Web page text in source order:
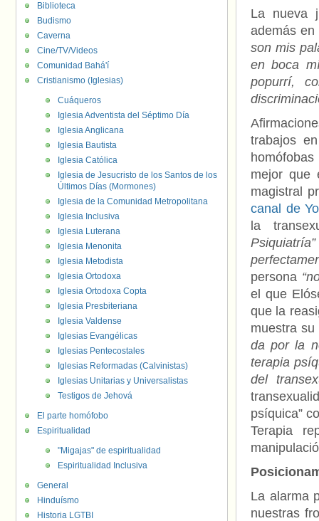
La nueva
además
son mis
en boca
popurrí,
trabajos
mejor que
magistral
canal de
la
Psiquiatría”
persona
el que
que la
muestra
da por la
terapia
del
psíquica”
Terapia
La alarma
nuestras
Biblioteca
Budismo
Caverna
Cine/TV/Videos
Comunidad Bahá'í
Cristianismo (Iglesias)
Cuáqueros
Iglesia Adventista del Séptimo Día
Iglesia Anglicana
Iglesia Bautista
Iglesia Católica
Iglesia de Jesucristo de los Santos de los
Últimos Días (Mormones)
Iglesia de la Comunidad Metropolitana
Iglesia Inclusiva
Iglesia Luterana
Iglesia Menonita
Iglesia Metodista
Iglesia Ortodoxa
Iglesia Ortodoxa Copta
Iglesia Presbiteriana
Iglesia Valdense
Iglesias Evangélicas
Iglesias Pentecostales
Iglesias Reformadas (Calvinistas)
Iglesias Unitarias y Universalistas
Testigos de Jehová
El parte homófobo
Espiritualidad
"Migajas" de espiritualidad
Espiritualidad Inclusiva
General
Hinduísmo
Historia LGTBI